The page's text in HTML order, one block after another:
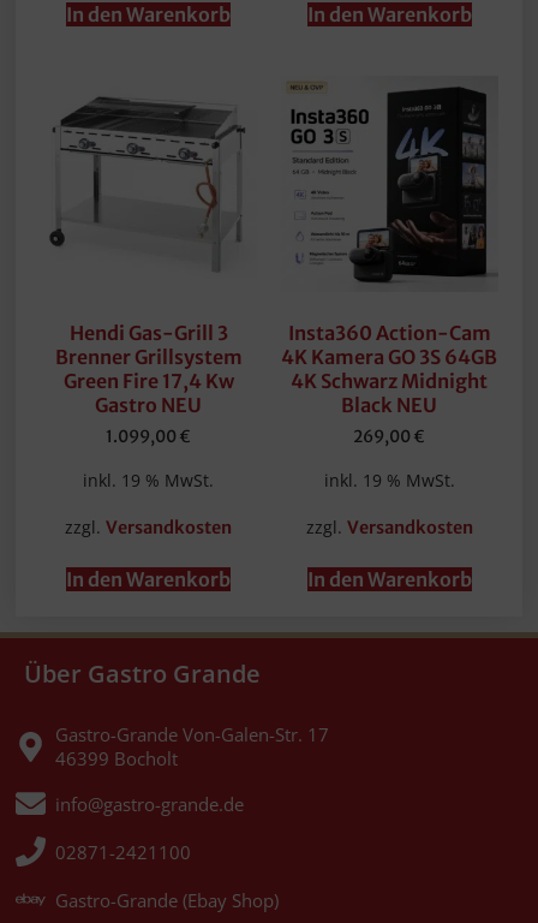
In den Warenkorb In den Warenkorb
Hendi Gas-Grill 3
Brenner Grillsystem
Green Fire 17,4 Kw
Gastro NEU
1.099,00 €
inkl. 19 % MwSt.
zzgl.Versandkosten
In den Warenkorb
Insta360 Action-Cam
4K Kamera GO 3S 64GB
4K Schwarz Midnight
Black NEU
269,00 €
inkl. 19 % MwSt.
zzgl. Versandkosten
In den Warenkorb
Über Gastro Grande
Gastro-Grande Von-Galen-Str. 17
46399 Bocholt
info@gastro-grande.de
02871-2421100
Gastro-Grande (Ebay Shop)